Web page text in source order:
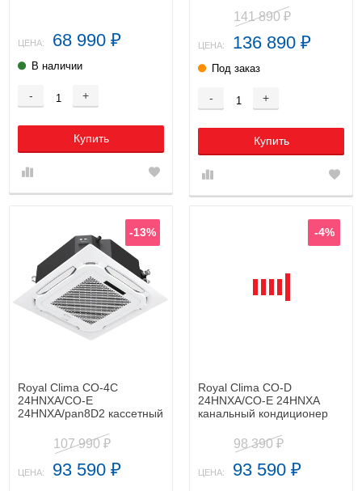
ЦЕНА: 68 990 ₽
В наличии
- +
Купить
141 890 ₽
ЦЕНА: 136 890 ₽
Под заказ
- +
Купить
-13%
Royal Clima CO-4C
24HNXA/CO-E
24HNXA/pan8D2 кассетный
107 990 ₽
ЦЕНА: 93 590 ₽
-4%
Royal Clima CO-D
24HNXA/CO-E 24HNXA
канальный кондиционер
98 390 ₽
ЦЕНА: 93 590 ₽